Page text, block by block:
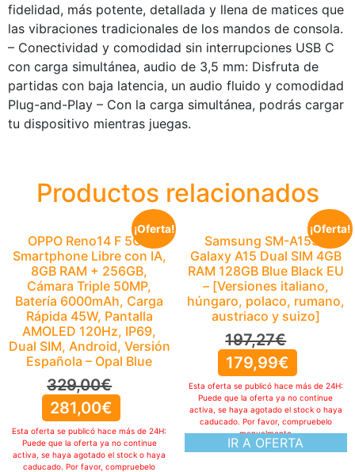
fidelidad, más potente, detallada y llena de matices que
las vibraciones tradicionales de los mandos de consola.
– Conectividad y comodidad sin interrupciones USB C
con carga simultánea, audio de 3,5 mm: Disfruta de
partidas con baja latencia, un audio fluido y comodidad
Plug-and-Play – Con la carga simultánea, podrás cargar
tu dispositivo mientras juegas.
Productos relacionados
¡Oferta!
OPPO Reno14 F 5G –
Smartphone Libre con IA,
8GB RAM + 256GB,
Cámara Triple 50MP,
Batería 6000mAh, Carga
Rápida 45W, Pantalla
AMOLED 120Hz, IP69,
Dual SIM, Android, Versión
Española – Opal Blue
329,00€
281,00€
Esta oferta se publicó hace más de 24H:
Puede que la oferta ya no continue
activa, se haya agotado el stock o haya
caducado. Por favor, compruebelo
¡Oferta!
Samsung SM-A155F
Galaxy A15 Dual SIM 4GB
RAM 128GB Blue Black EU
– [Versiones italiano,
húngaro, polaco, rumano,
austriaco y suizo]
197,27€
179,99€
IR A OFERTA
Esta oferta se publicó hace más de 24H:
Puede que la oferta ya no continue
activa, se haya agotado el stock o haya
caducado. Por favor, compruebelo
manualmente